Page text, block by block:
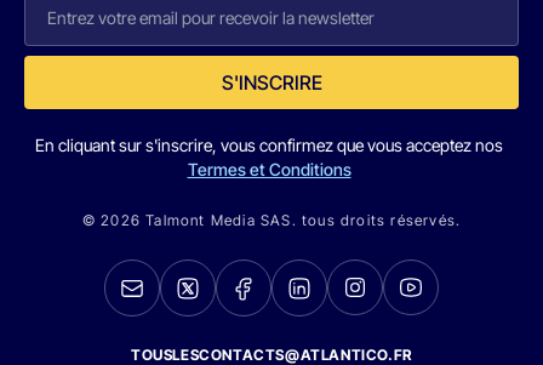
S'INSCRIRE
En cliquant sur s'inscrire, vous confirmez que vous acceptez nos
Termes et Conditions
© 2026 Talmont Media SAS. tous droits réservés.
TOUSLESCONTACTS@ATLANTICO.FR